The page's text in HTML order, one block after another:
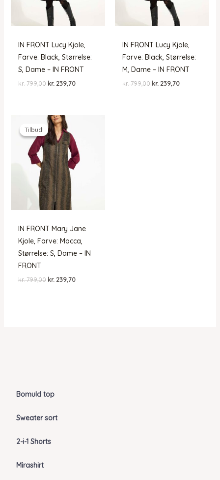
Bomuld top
Sweater sort
2-i-1 Shorts
Mirashirt
IN FRONT Lucy Kjole,
Farve: Black, Størrelse:
S, Dame – IN FRONT
kr.799,00 Den
kr. 799,00.
kr. 239,70Den
IN FRONT Lucy Kjole,
Farve: Black, Størrelse:
M, Dame – IN FRONT
kr.799,00 Den
kr. 239,70Den
Tilbud!
Tilbud!
IN FRONT Mary Jane
Kjole, Farve: Mocca,
Størrelse: S, Dame – IN
FRONT
kr.799,00 Den
kr. 239,70Den